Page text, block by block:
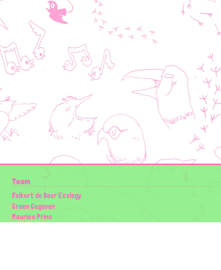
Team
Folkert de Boer Ecology
Groen Gegeven
Maurice Prins